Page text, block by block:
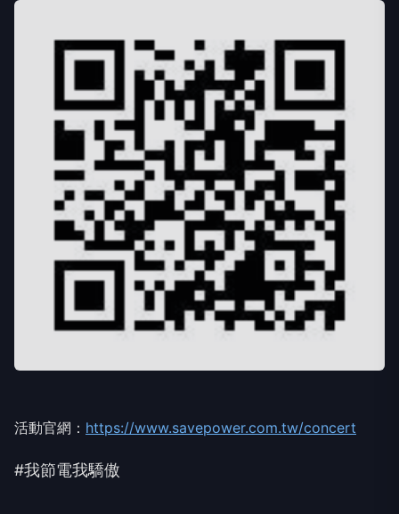
活動官網： https://www.savepower.com.tw/concert
#我節電我驕傲